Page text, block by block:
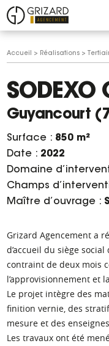
Aller au contenu
Grizard
Vous
êtes
Accueil > Réalisations>
SODEXO
Guyancourt
Surface : 850 m²
Date : 2022
Domaine
Champs
Maître d’ouvrage :
Grizard Agencement a
d’accueil du siège
contraint de deux mois
l’approvisionnement et
Le projet intègre des
finition vernie, des
mesure et des
Les travaux ont été